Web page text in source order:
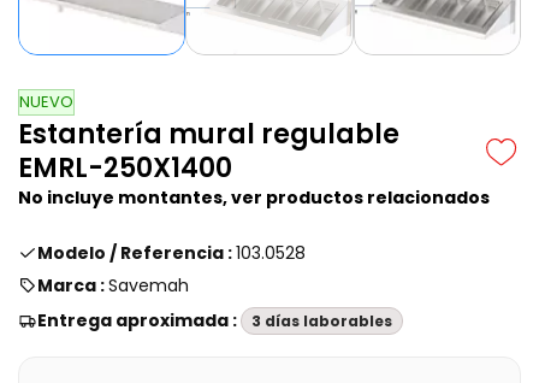
NUEVO
Estantería mural regulable
EMRL-250X1400
No incluye montantes, ver productos relacionados
Modelo / Referencia :103.0528
Marca :Savemah
Entrega aproximada :
3 días laborables